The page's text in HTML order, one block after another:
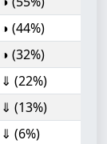
◑ (44%)
◑ (32%)
⇓ (22%)
⇓ (13%)
⇓ (6%)